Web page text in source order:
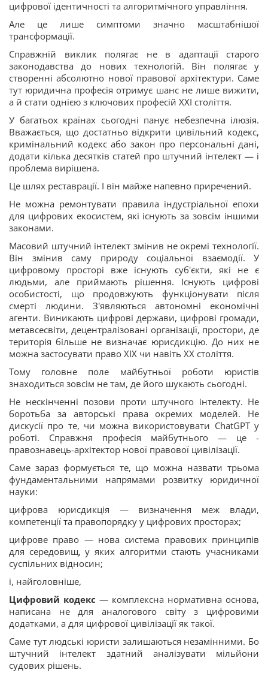
цифрової ідентичності та алгоритмічного управління.
Але це лише симптоми значно масштабнішої
трансформації.
Справжній виклик полягає не в адаптації старого
законодавства до нових технологій. Він полягає у
створенні абсолютно нової правової архітектури. Саме
тут юридична професія отримує шанс не лише вижити,
а й стати однією з ключових професій XXI століття.
У багатьох країнах сьогодні панує небезпечна ілюзія.
Вважається, що достатньо відкрити цивільний кодекс,
кримінальний кодекс або закон про персональні дані,
додати кілька десятків статей про штучний інтелект — і
проблема вирішена.
Це шлях реставрації. І він майже напевно приречений.
Не можна ремонтувати правила індустріальної епохи
для цифрових екосистем, які існують за зовсім іншими
законами.
Масовий штучний інтелект змінив не окремі технології.
Він змінив саму природу соціальної взаємодії. У
цифровому просторі вже існують суб'єкти, які не є
людьми, але приймають рішення. Існують цифрові
особистості, що продовжують функціонувати після
смерті людини. З'являються автономні економічні
агенти. Виникають цифрові держави, цифрові громади,
метавсесвіти, децентралізовані організації, простори, де
територія більше не визначає юрисдикцію. До них не
можна застосувати право XIX чи навіть XX століття.
Тому головне поле майбутньої роботи юристів
знаходиться зовсім не там, де його шукають сьогодні.
Не нескінченні позови проти штучного інтелекту. Не
боротьба за авторські права окремих моделей. Не
дискусії про те, чи можна використовувати ChatGPT у
роботі. Справжня професія майбутнього — це -
правознавець-архітектор нової правової цивілізації.
Саме зараз формується те, що можна назвати трьома
фундаментальними напрямами розвитку юридичної
науки:
цифрова юрисдикція — визначення меж влади,
компетенції та правопорядку у цифрових просторах;
цифрове право — нова система правових принципів
для середовищ, у яких алгоритми стають учасниками
суспільних відносин;
і, найголовніше,
Цифровий кодекс — комплексна нормативна основа,
написана не для аналогового світу з цифровими
додатками, а для цифрової цивілізації як такої.
Саме тут людські юристи залишаються незамінними. Бо
штучний інтелект здатний аналізувати мільйони
судових рішень.